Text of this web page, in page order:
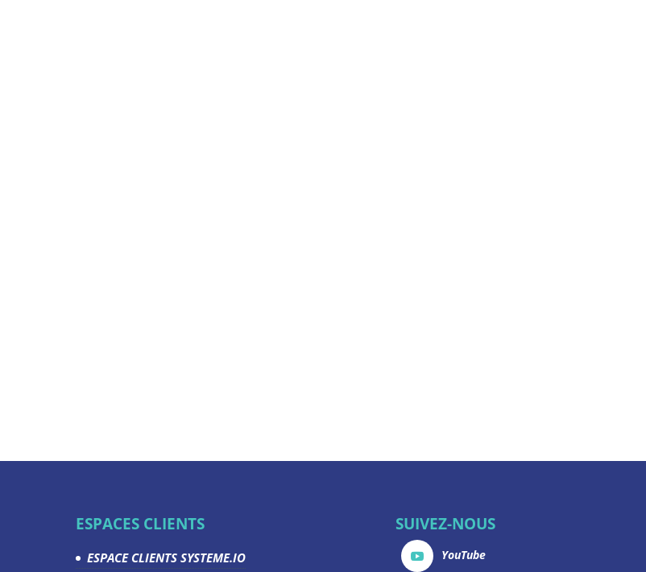
ESPACES CLIENTS
ESPACE CLIENTS SYSTEME.IO
SUIVEZ-NOUS
YouTube